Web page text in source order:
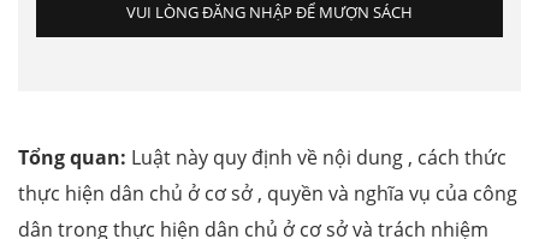
VUI LÒNG ĐĂNG NHẬP ĐỂ MƯỢN SÁCH
Tổng quan: Luật này quy định về nội dung , cách thức
thực hiện dân chủ ở cơ sở , quyền và nghĩa vụ của công
dân trong thực hiện dân chủ ở cơ sở và trách nhiệm